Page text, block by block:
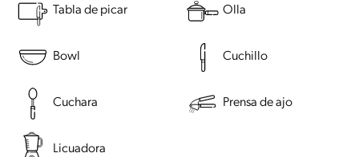
Tabla de picar Olla
Bowl Cuchillo
Cuchara Prensa de ajo
Licuadora